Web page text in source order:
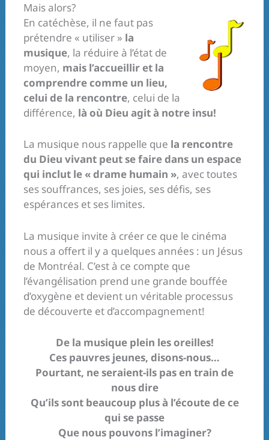
Mais alors?
En catéchèse, il ne faut pas
prétendre « utiliser » la
musique, la réduire à l’état de
moyen, mais l’accueillir et la
comprendre comme un lieu,
celui de la rencontre, celui de la
différence, là où Dieu agit à notre insu!
La musique nous rappelle que la rencontre
du Dieu vivant peut se faire dans un espace
qui inclut le « drame humain », avec toutes
ses souffrances, ses joies, ses défis, ses
espérances et ses limites.
La musique invite à créer ce que le cinéma
nous a offert il y a quelques années : un Jésus
de Montréal. C’est à ce compte que
l’évangélisation prend une grande bouffée
d’oxygène et devient un véritable processus
de découverte et d’accompagnement!
De la musique plein les oreilles!
Ces pauvres jeunes, disons-nous…
Pourtant, ne seraient-ils pas en train de
nous dire
Qu’ils sont beaucoup plus à l’écoute de ce
qui se passe
Que nous pouvons l’imaginer?